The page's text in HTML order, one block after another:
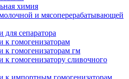
химия
и мясоперерабатывающей
для сепаратора
к гомогенизаторам
к гомогенизаторам гм
к гомогенизатору сливочного
к импортным гомогенизаторам